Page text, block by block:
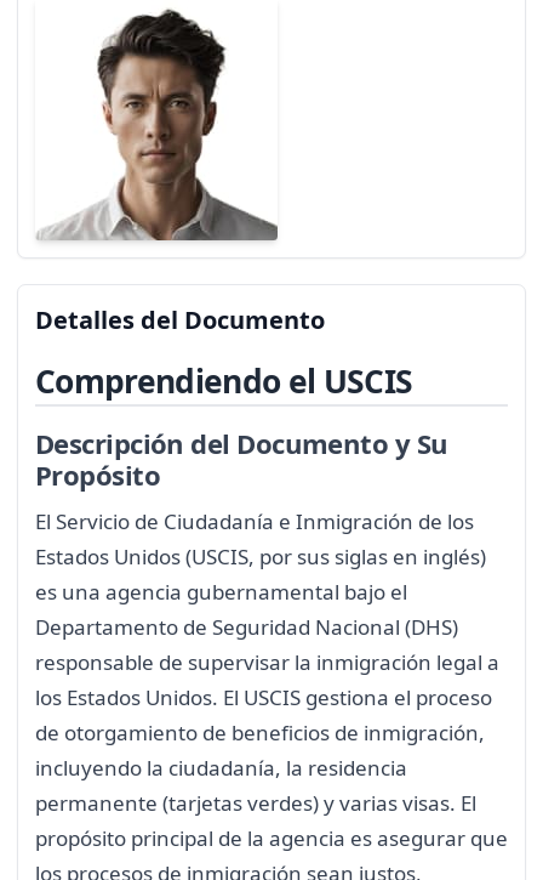
Detalles del Documento
Comprendiendo el USCIS
Descripción del Documento y Su
Propósito
El Servicio de Ciudadanía e Inmigración de los
Estados Unidos (USCIS, por sus siglas en inglés)
es una agencia gubernamental bajo el
Departamento de Seguridad Nacional (DHS)
responsable de supervisar la inmigración legal a
los Estados Unidos. El USCIS gestiona el proceso
de otorgamiento de beneficios de inmigración,
incluyendo la ciudadanía, la residencia
permanente (tarjetas verdes) y varias visas. El
propósito principal de la agencia es asegurar que
los procesos de inmigración sean justos,